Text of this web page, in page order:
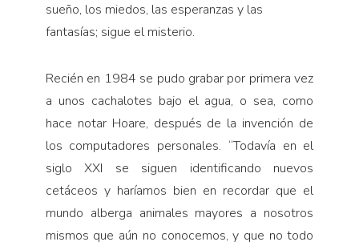
sueño, los miedos, las esperanzas y las
fantasías; sigue el misterio.
Recién en 1984 se pudo grabar por primera vez
a unos cachalotes bajo el agua, o sea, como
hace notar Hoare, después de la invención de
los computadores personales. “Todavía en el
siglo XXI se siguen identificando nuevos
cetáceos y haríamos bien en recordar que el
mundo alberga animales mayores a nosotros
mismos que aún no conocemos, y que no todo